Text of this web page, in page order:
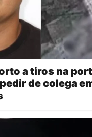
a tiros na
de colega